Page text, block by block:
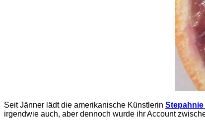
Seit Jänner lädt die amerikanische Künstlerin Stepahnie
irgendwie auch, aber dennoch wurde ihr Account